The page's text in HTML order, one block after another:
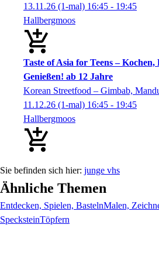
13.11.26 (1-mal) 16:45 - 19:45
Hallbergmoos
Taste of Asia for Teens –
Genießen! ab 12 Jahre
Korean Streetfood – Gimbab,
11.12.26 (1-mal) 16:45 - 19:45
Hallbergmoos
junge vhs
Ähnliche Themen
Entdecken, Spielen, BastelnMalen,
SpecksteinTöpfern